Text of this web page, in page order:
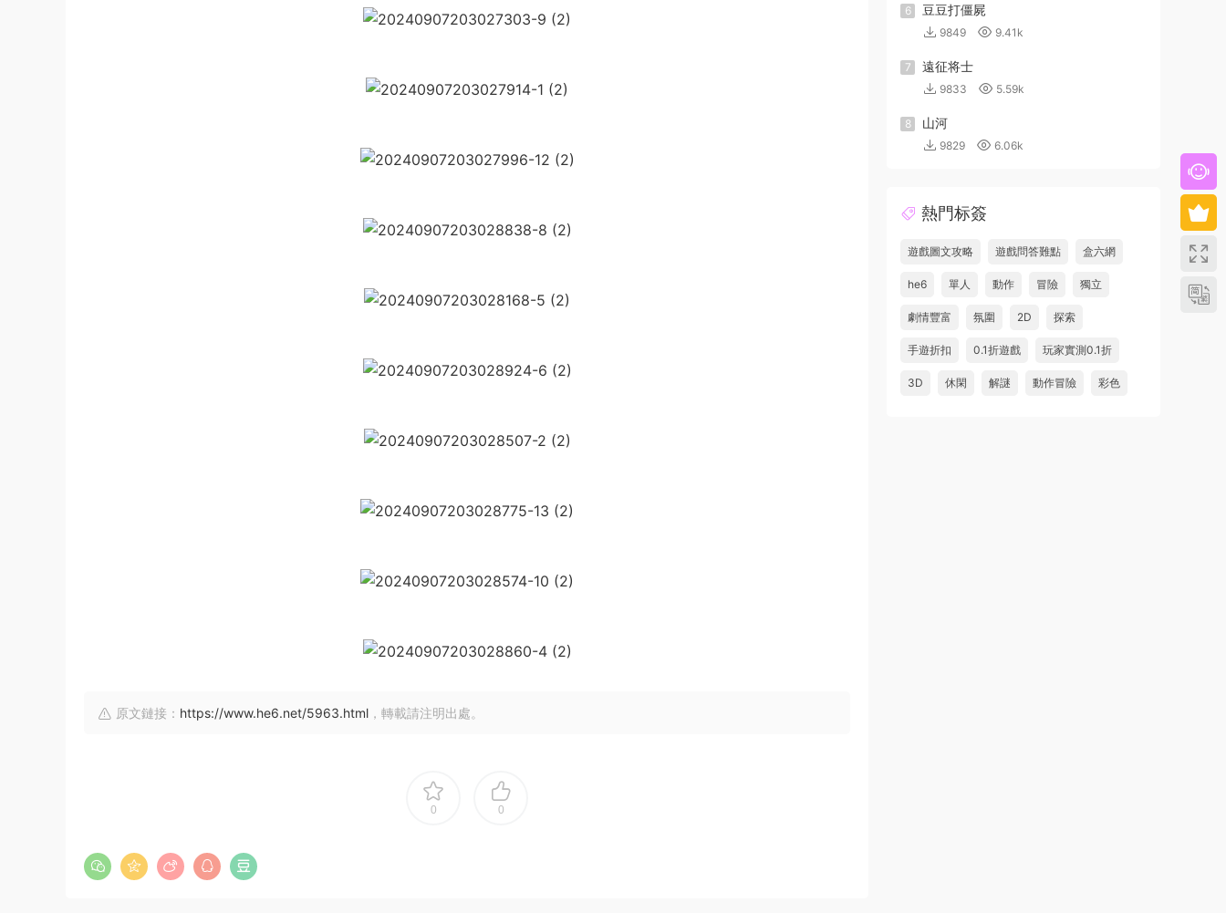
原文鏈接： https://www.he6.net/5963.html ，轉載請注明出處。
0 0
6 豆豆打僵屍
9849 9.41k
7 遠征将士
9833 5.59k
8 山河
9829 6.06k
熱門标簽
遊戲圖文攻略 遊戲問答難點 盒六網
he6 單人 動作 冒險 獨立
劇情豐富 氛圍 2D 探索
手遊折扣 0.1折遊戲 玩家實測0.1折
3D 休閑 解謎 動作冒險 彩色